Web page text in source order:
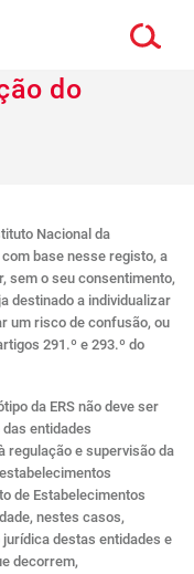
do
Nacional da
base nesse registo, a
sem o seu consentimento,
destinado a individualizar
um risco de confusão, ou
291.º e 293.º do
da ERS não deve ser
entidades
regulação e supervisão da
de Estabelecimentos
nestes casos,
destas entidades e
decorrem,